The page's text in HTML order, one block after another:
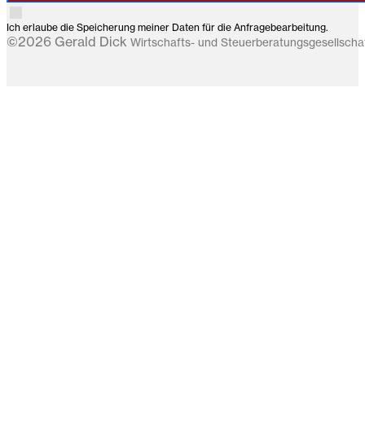
Ich erlaube die Speicherung meiner Daten für die Anfragebearbeitung.
©2026 Gerald Dick Wirtschafts- und